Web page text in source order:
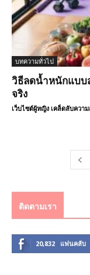
บทความทั่วไป
วิธีลดน้ำหนักแบบ
จริง
เว็บไซต์ผู้หญิง เคล็ดลับควา
ติดตามเรา
20,832 แฟนคลับ